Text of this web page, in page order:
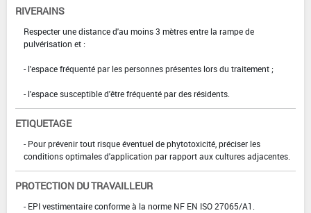
RIVERAINS
Respecter une distance d'au moins 3 mètres entre la rampe de
pulvérisation et :
- l'espace fréquenté par les personnes présentes lors du traitement ;
- l'espace susceptible d'être fréquenté par des résidents.
ETIQUETAGE
- Pour prévenir tout risque éventuel de phytotoxicité, préciser les
conditions optimales d'application par rapport aux cultures adjacentes.
PROTECTION DU TRAVAILLEUR
- EPI vestimentaire conforme à la norme NF EN ISO 27065/A1.